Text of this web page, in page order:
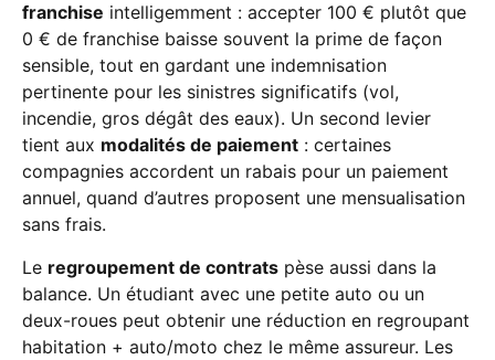
franchise intelligemment : accepter 100 € plutôt que
0 € de franchise baisse souvent la prime de façon
sensible, tout en gardant une indemnisation
pertinente pour les sinistres significatifs (vol,
incendie, gros dégât des eaux). Un second levier
tient aux modalités de paiement : certaines
compagnies accordent un rabais pour un paiement
annuel, quand d’autres proposent une mensualisation
sans frais.
Le regroupement de contrats pèse aussi dans la
balance. Un étudiant avec une petite auto ou un
deux-roues peut obtenir une réduction en regroupant
habitation + auto/moto chez le même assureur. Les